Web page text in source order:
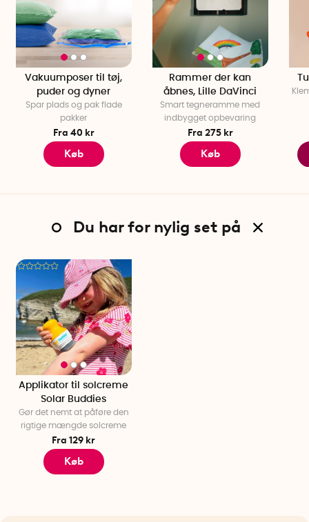
Vakuumposer til tøj,
puder og dyner
Spar plads og pak flade
pakker
Fra 40 kr
Køb
Rammer der kan
åbnes, Lille DaVinci
Smart tegneramme med
indbygget opbevaring
Fra 275 kr
Køb
Du har for nylig set på
Applikator til solcreme
Solar Buddies
Gør det nemt at påføre den
rigtige mængde solcreme
Fra 129 kr
Køb